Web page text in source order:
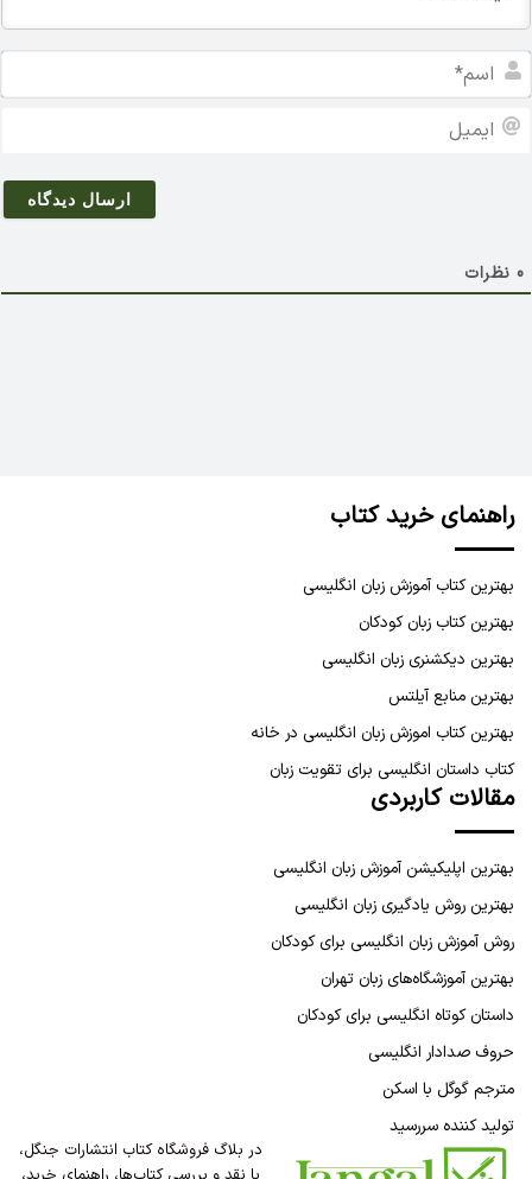
ا
0 نظرات
راهنمای خرید کتاب
بهترین کتاب آموزش زبان انگلیسی
بهترین کتاب زبان کودکان
بهترین دیکشنری زبان انگلیسی
بهترین منابع آیلتس
بهترین کتاب اموزش زبان انگلیسی در خانه
کتاب داستان انگلیسی برای تقویت زبان
مقالات کاربردی
بهترین اپلیکیشن آموزش زبان انگلیسی
بهترین روش یادگیری زبان انگلیسی
روش آموزش زبان انگلیسی برای کودکان
بهترین آموزشگاه‌های زبان تهران
داستان کوتاه انگلیسی برای کودکان
حروف صدادار انگلیسی
مترجم گوگل با اسکن
تولید کننده سررسید
در بلاگ فروشگاه کتاب انتشارات جنگل،